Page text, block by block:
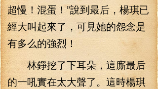
超慢！混蛋！”說到最后，楊琪已
經大叫起來了，可見她的怨念是
有多么的強烈！
林錚挖了下耳朵，這廝最后
的一吼實在太大聲了。這時楊琪